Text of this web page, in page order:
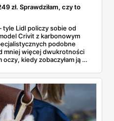
zł. Sprawdziłam, czy to
tyle Lidl policzy sobie od
Crivit z karbonowym
podobne
mniej więcej dwukrotności
kiedy zobaczyłam ją w
kortów przybywa
szybciej. Sprawdziłam, co
i komu taka rakieta